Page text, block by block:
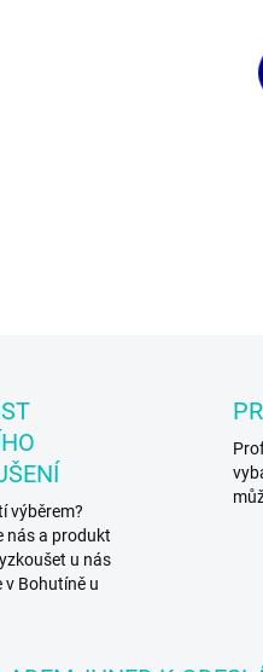
výběrem?
nás a produkt
u nás
v Bohutíně u